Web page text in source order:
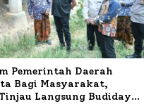
Pemerintah Daerah
Bagi Masyarakat,
Langsung Budidaya